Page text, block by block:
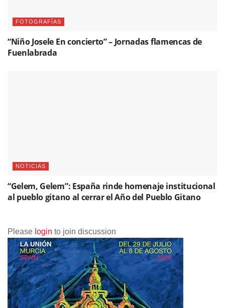
FOTOGRAFÍAS
“Niño Josele En concierto” – Jornadas flamencas de
Fuenlabrada
NOTICIAS
“Gelem, Gelem”: España rinde homenaje institucional
al pueblo gitano al cerrar el Año del Pueblo Gitano
Please login to join discussion